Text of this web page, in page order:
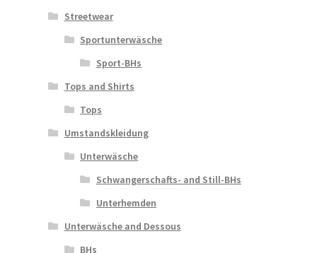
Streetwear
Sportunterwäsche
Sport-BHs
Tops and Shirts
Tops
Umstandskleidung
Unterwäsche
Schwangerschafts- and Still-BHs
Unterhemden
Unterwäsche and Dessous
BHs